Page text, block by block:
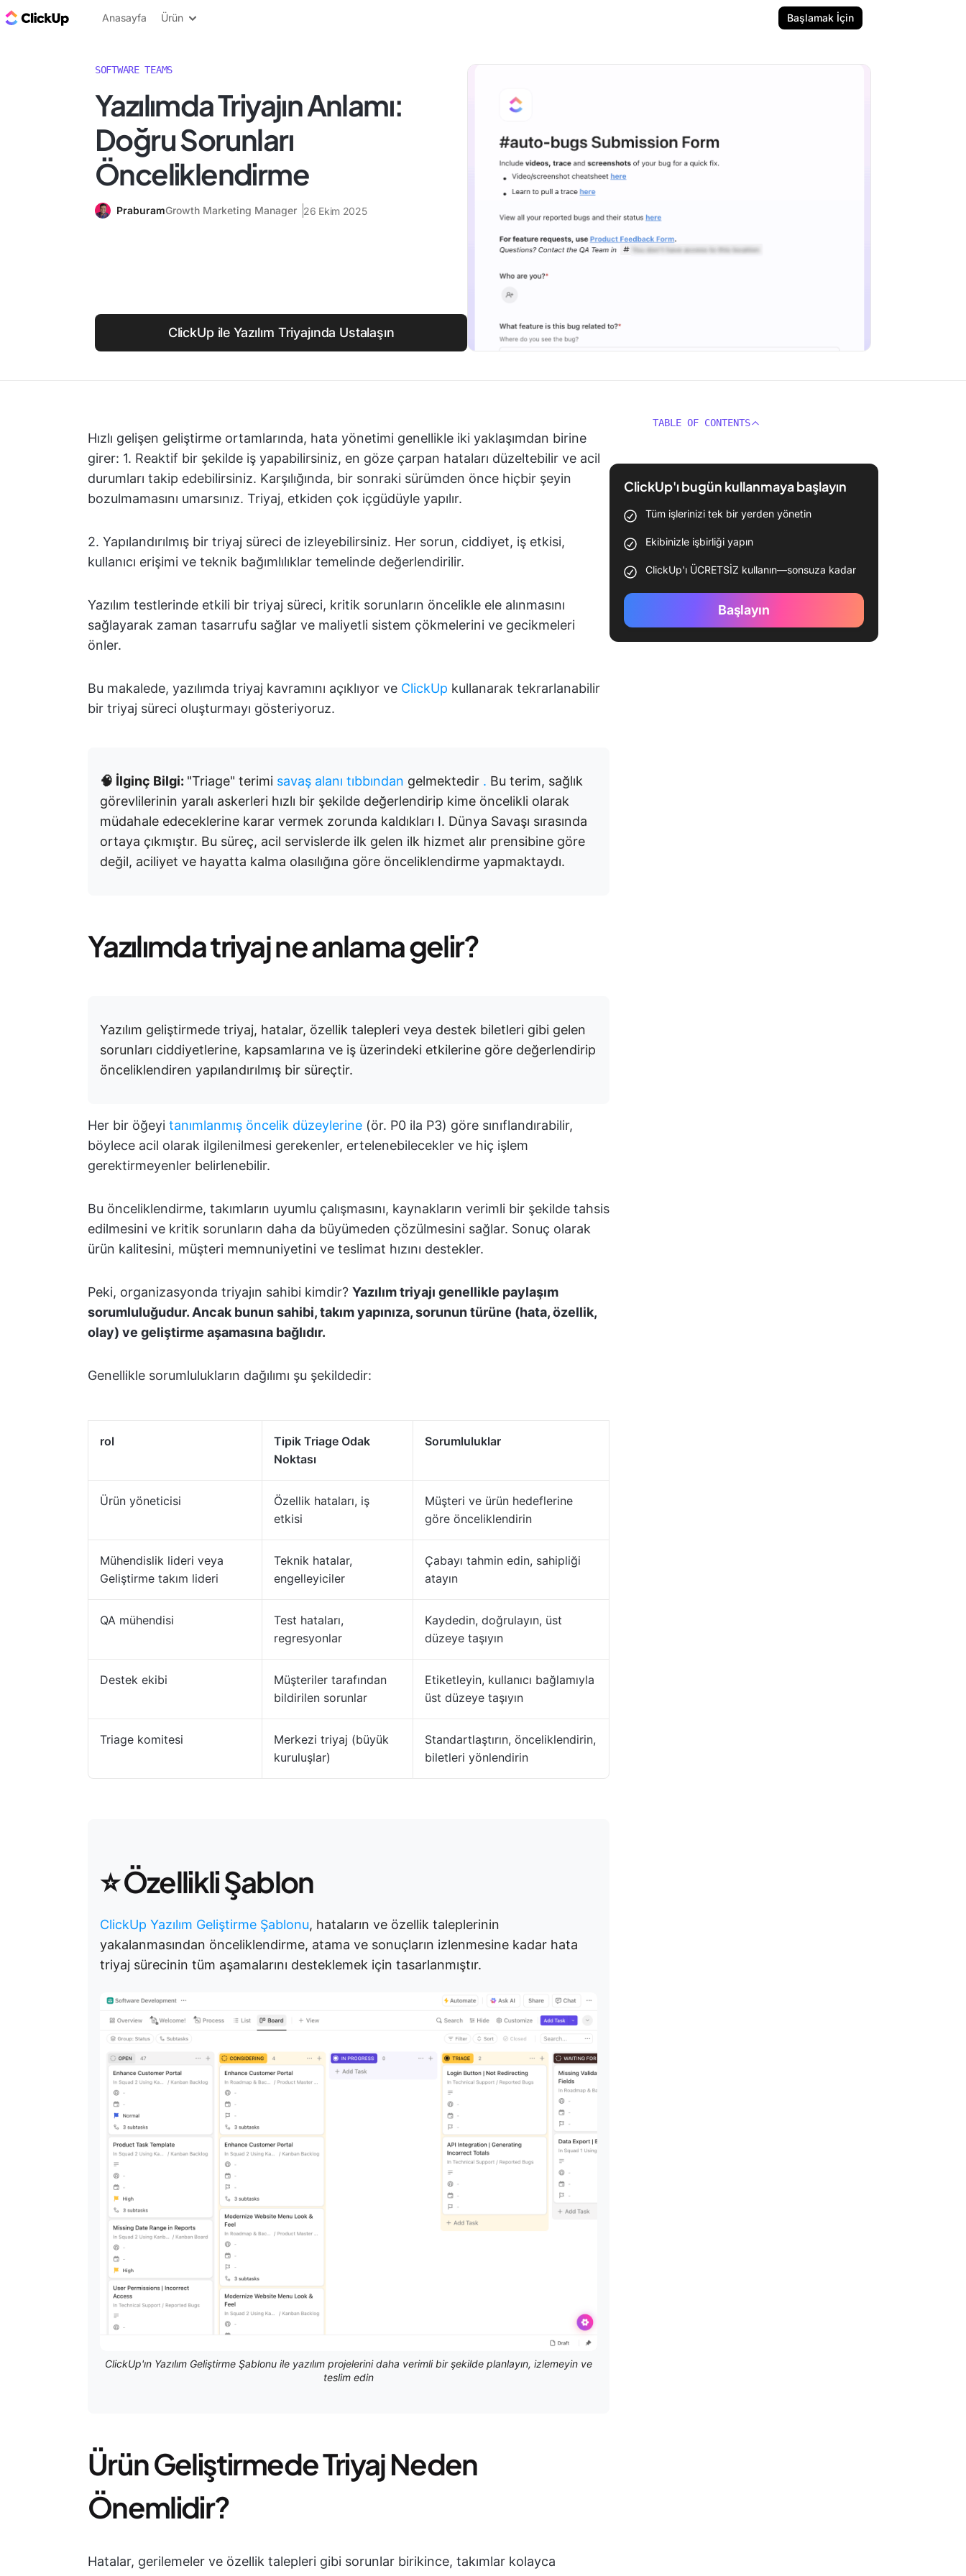
ClickUp Blog
Anasayfa Ürün Başlamak İçin
SOFTWARE TEAMS
Yazılımda Triyajın Anlamı:
Doğru Sorunları
Önceliklendirme
PraburamGrowth Marketing Manager 26 Ekim 2025
ClickUp ile Yazılım Triyajında Ustalaşın
Hızlı gelişen geliştirme ortamlarında, hata yönetimi genellikle iki yaklaşımdan birine
girer: 1. Reaktif bir şekilde iş yapabilirsiniz, en göze çarpan hataları düzeltebilir ve acil
durumları takip edebilirsiniz. Karşılığında, bir sonraki sürümden önce hiçbir şeyin
bozulmamasını umarsınız. Triyaj, etkiden çok içgüdüyle yapılır.
2. Yapılandırılmış bir triyaj süreci de izleyebilirsiniz. Her sorun, ciddiyet, iş etkisi,
kullanıcı erişimi ve teknik bağımlılıklar temelinde değerlendirilir.
Yazılım testlerinde etkili bir triyaj süreci, kritik sorunların öncelikle ele alınmasını
sağlayarak zaman tasarrufu sağlar ve maliyetli sistem çökmelerini ve gecikmeleri
önler.
Bu makalede, yazılımda triyaj kavramını açıklıyor ve ClickUp kullanarak tekrarlanabilir
bir triyaj süreci oluşturmayı gösteriyoruz.
🧠 İlginç Bilgi: "Triage" terimi savaş alanı tıbbından gelmektedir . Bu terim, sağlık
görevlilerinin yaralı askerleri hızlı bir şekilde değerlendirip kime öncelikli olarak
müdahale edeceklerine karar vermek zorunda kaldıkları I. Dünya Savaşı sırasında
ortaya çıkmıştır. Bu süreç, acil servislerde ilk gelen ilk hizmet alır prensibine göre
değil, aciliyet ve hayatta kalma olasılığına göre önceliklendirme yapmaktaydı.
Yazılımda triyaj ne anlama gelir?
Yazılım geliştirmede triyaj, hatalar, özellik talepleri veya destek biletleri gibi gelen
sorunları ciddiyetlerine, kapsamlarına ve iş üzerindeki etkilerine göre değerlendirip
önceliklendiren yapılandırılmış bir süreçtir.
Her bir öğeyi tanımlanmış öncelik düzeylerine (ör. P0 ila P3) göre sınıflandırabilir,
böylece acil olarak ilgilenilmesi gerekenler, ertelenebilecekler ve hiç işlem
gerektirmeyenler belirlenebilir.
Bu önceliklendirme, takımların uyumlu çalışmasını, kaynakların verimli bir şekilde tahsis
edilmesini ve kritik sorunların daha da büyümeden çözülmesini sağlar. Sonuç olarak
ürün kalitesini, müşteri memnuniyetini ve teslimat hızını destekler.
Peki, organizasyonda triyajın sahibi kimdir? Yazılım triyajı genellikle paylaşım
sorumluluğudur. Ancak bunun sahibi, takım yapınıza, sorunun türüne (hata, özellik,
olay) ve geliştirme aşamasına bağlıdır.
Genellikle sorumlulukların dağılımı şu şekildedir:
rol
Tipik Triage Odak
Noktası
Sorumluluklar
Ürün yöneticisi
Özellik hataları, iş
etkisi
Müşteri ve ürün hedeflerine
göre önceliklendirin
Mühendislik lideri veya
Geliştirme takım lideri
Teknik hatalar,
engelleyiciler
Çabayı tahmin edin, sahipliği
atayın
QA mühendisi
Test hataları,
regresyonlar
Kaydedin, doğrulayın, üst
düzeye taşıyın
Destek ekibi
Müşteriler tarafından
bildirilen sorunlar
Etiketleyin, kullanıcı bağlamıyla
üst düzeye taşıyın
Triage komitesi
Merkezi triyaj (büyük
kuruluşlar)
Standartlaştırın, önceliklendirin,
biletleri yönlendirin
⭐️ Özellikli Şablon
ClickUp Yazılım Geliştirme Şablonu, hataların ve özellik taleplerinin
yakalanmasından önceliklendirme, atama ve sonuçların izlenmesine kadar hata
triyaj sürecinin tüm aşamalarını desteklemek için tasarlanmıştır.
ClickUp'ın Yazılım Geliştirme Şablonu ile yazılım projelerini daha verimli bir şekilde planlayın, izlemeyin ve
teslim edin
Ürün Geliştirmede Triyaj Neden
Önemlidir?
Hatalar, gerilemeler ve özellik talepleri gibi sorunlar birikince, takımlar kolayca
TABLE OF CONTENTS
ClickUp'ı bugün kullanmaya başlayın
Tüm işlerinizi tek bir yerden yönetin
Ekibinizle işbirliği yapın
ClickUp'ı ÜCRETSİZ kullanın—sonsuza kadar
Başlayın